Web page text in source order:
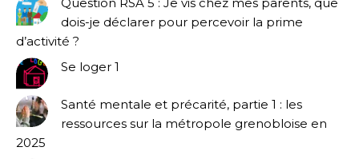
Question RSA 5 : Je vis chez mes parents, que
dois-je déclarer pour percevoir la prime
d’activité ?
Se loger 1
Santé mentale et précarité, partie 1 : les
ressources sur la métropole grenobloise en
2025